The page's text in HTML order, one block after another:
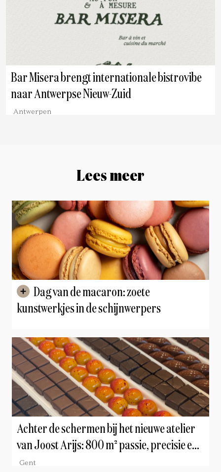
Bar Misera brengt internationale bistrovibe
naar Antwerpse Nieuw-Zuid
Antwerpen
Lees meer
kunstwerkjes in de schijnwerpers
Achter de schermen bij het nieuwe atelier
van Joost Arijs: 800 m² passie, precisie en
chocolade
Gent